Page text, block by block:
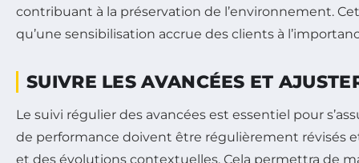
contribuant à la préservation de l’environnement.
qu’une sensibilisation accrue des clients à
SUIVRE LES AVANCÉES ET
Le suivi régulier des avancées est essentiel pour
de performance doivent être régulièrement révisés
et des évolutions contextuelles. Cela permettra de